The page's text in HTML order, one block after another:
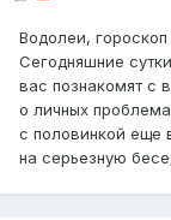
Водолеи, гороскоп
Сегодняшние
вас познакомят с
о личных
с половинкой еще
на серьезную